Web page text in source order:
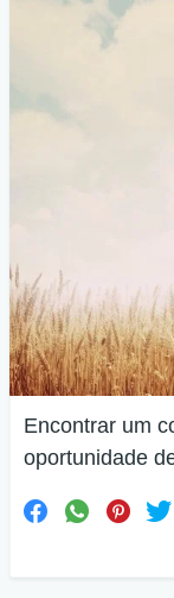
Encontrar um
oportunidade